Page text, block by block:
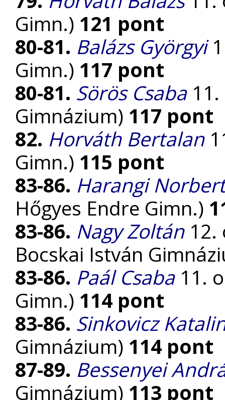
Gimn.) 121 pont
80-81. Balázs Györgyi
Gimn.) 117 pont
80-81. Sörös Csaba11.
Gimnázium) 117 pont
82. Horváth Bertalan
Gimn.) 115 pont
83-86. Harangi Norbert
Hőgyes Endre Gimn.)
83-86. Nagy Zoltán12.
Bocskai István
83-86. Paál Csaba11.
Gimn.) 114 pont
83-86. Sinkovicz
Gimnázium) 114 pont
87-89. Bessenyei
Gimnázium) 113 pont